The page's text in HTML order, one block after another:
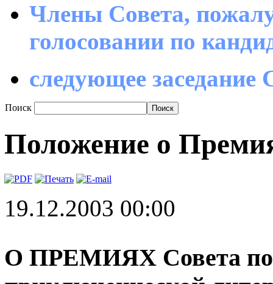
Члены Совета,
голосовании по
следующее заседание
Поиск
Положение о
19.12.2003 00:00
О ПРЕМИЯХ Совета по